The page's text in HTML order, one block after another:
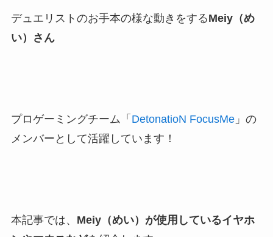
デュエリストのお手本の様な動きをするMeiy（め
い）さん
プロゲーミングチーム「 DetonatioN FocusMe」の
メンバーとして活躍しています！
本記事では、 Meiy（めい）が使用しているイヤホ